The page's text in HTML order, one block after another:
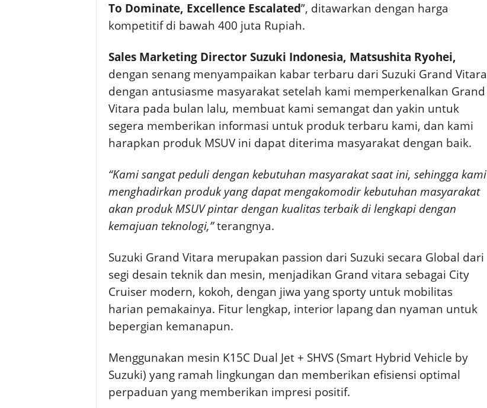
To Dominate, Excellence Escalated”, ditawarkan dengan harga
kompetitif di bawah 400 juta Rupiah.
Sales Marketing Director Suzuki Indonesia, Matsushita Ryohei,
dengan senang menyampaikan kabar terbaru dari Suzuki Grand Vitara
dengan antusiasme masyarakat setelah kami memperkenalkan Grand
Vitara pada bulan lalu, membuat kami semangat dan yakin untuk
segera memberikan informasi untuk produk terbaru kami, dan kami
harapkan produk MSUV ini dapat diterima masyarakat dengan baik.
“Kami sangat peduli dengan kebutuhan masyarakat saat ini, sehingga kami
menghadirkan produk yang dapat mengakomodir kebutuhan masyarakat
akan produk MSUV pintar dengan kualitas terbaik di lengkapi dengan
kemajuan teknologi,”terangnya.
Suzuki Grand Vitara merupakan passion dari Suzuki secara Global dari
segi desain teknik dan mesin, menjadikan Grand vitara sebagai City
Cruiser modern, kokoh, dengan jiwa yang sporty untuk mobilitas
harian pemakainya. Fitur lengkap, interior lapang dan nyaman untuk
bepergian kemanapun.
Menggunakan mesin K15C Dual Jet + SHVS (Smart Hybrid Vehicle by
Suzuki) yang ramah lingkungan dan memberikan efisiensi optimal
perpaduan yang memberikan impresi positif.